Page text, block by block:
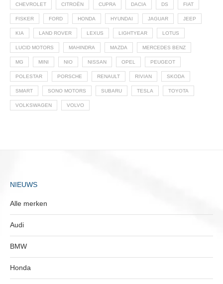
CHEVROLET CITROËN CUPRA DACIA DS FIAT
FISKER FORD HONDA HYUNDAI JAGUAR JEEP
KIA LAND ROVER LEXUS LIGHTYEAR LOTUS
LUCID MOTORS MAHINDRA MAZDA MERCEDES BENZ
MG MINI NIO NISSAN OPEL PEUGEOT
POLESTAR PORSCHE RENAULT RIVIAN SKODA
SMART SONO MOTORS SUBARU TESLA TOYOTA
VOLKSWAGEN VOLVO
NIEUWS
Alle merken
Audi
BMW
Honda